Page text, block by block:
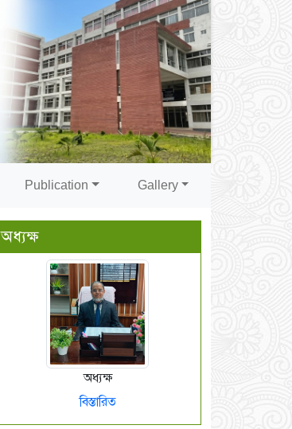
Publication Gallery
অধ্যক্ষ
অধ্যক্ষ
বিস্তারিত